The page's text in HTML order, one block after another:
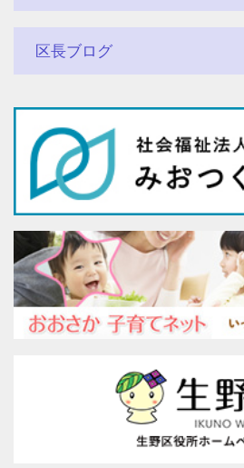
区長ブログ